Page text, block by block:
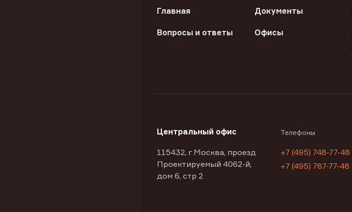
Главная Документы
Вопросы и ответы Офисы
Центральный офис
115432, г Москва, проезд
Проектируемый 4062-й,
дом 6, стр 2
Телефоны
+7 (495) 748-77-48
+7 (495) 787-77-48